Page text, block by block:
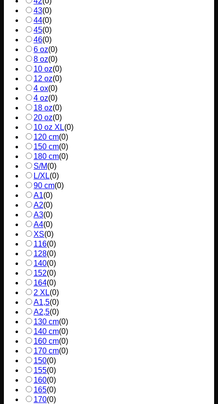
43(0)
44(0)
45(0)
46(0)
6 oz(0)
8 oz(0)
10 oz(0)
12 oz(0)
4 ox(0)
4 oz(0)
18 oz(0)
20 oz(0)
10 oz XL(0)
120 cm(0)
150 cm(0)
180 cm(0)
S/M(0)
L/XL(0)
90 cm(0)
A1(0)
A2(0)
A3(0)
A4(0)
XS(0)
116(0)
128(0)
140(0)
152(0)
164(0)
2 XL(0)
A1,5(0)
A2,5(0)
130 cm(0)
140 cm(0)
160 cm(0)
170 cm(0)
150(0)
155(0)
160(0)
165(0)
170(0)